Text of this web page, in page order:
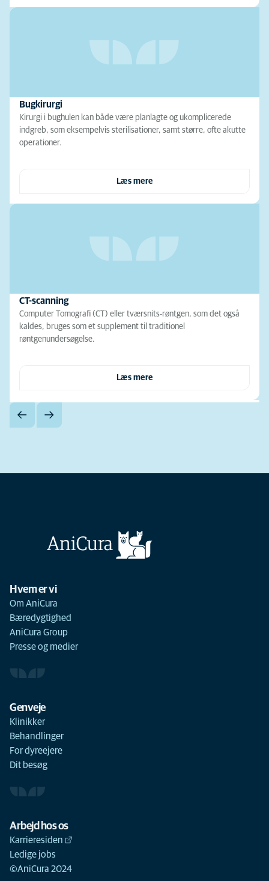
Bugkirurgi
Kirurgi i bughulen kan både være planlagte og ukomplicerede
indgreb, som eksempelvis sterilisationer, samt større, ofte akutte
operationer.
Læs mere
CT-scanning
Computer Tomografi (CT) eller tværsnits-røntgen, som det også
kaldes, bruges som et supplement til traditionel
røntgenundersøgelse.
Læs mere
Hvem er vi
Om AniCura
Bæredygtighed
AniCura Group
Presse og medier
Genveje
Klinikker
Behandlinger
For dyreejere
Dit besøg
Arbejd hos os
Karrieresiden
Ledige jobs
©AniCura 2024